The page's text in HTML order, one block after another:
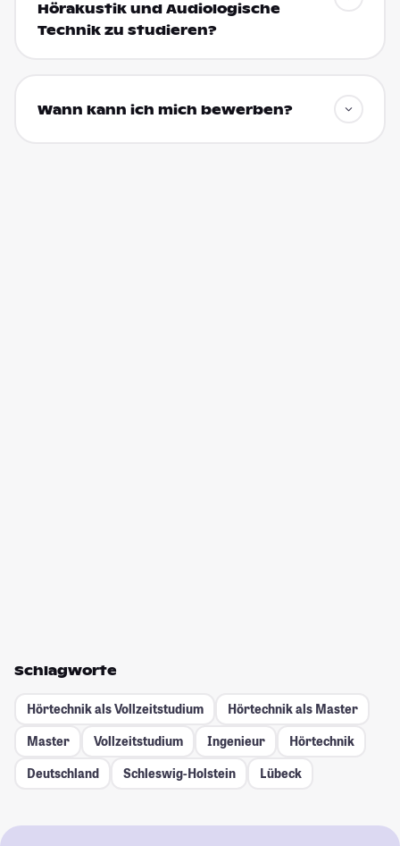
Hörakustik und Audiologische
Technik zu studieren?
Wann kann ich mich bewerben?
Schlagworte
Hörtechnik als Vollzeitstudium
Hörtechnik als Master
Master
Vollzeitstudium Ingenieur
Hörtechnik
Deutschland
Schleswig-Holstein Lübeck